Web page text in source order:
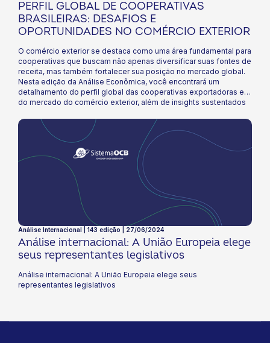
PERFIL GLOBAL DE COOPERATIVAS
BRASILEIRAS: DESAFIOS E
OPORTUNIDADES NO COMÉRCIO EXTERIOR
O comércio exterior se destaca como uma área fundamental para
cooperativas que buscam não apenas diversificar suas fontes de
receita, mas também fortalecer sua posição no mercado global.
Nesta edição da Análise Econômica, você encontrará um
detalhamento do perfil global das cooperativas exportadoras e
do mercado do comércio exterior, além de insights sustentados
e iniciativas que estão sendo adotadas para posicionar as
cooperativas brasileiras como competidores eficazes no palco
global, o papel crescente e a busca por igualdade das mulheres
no comércio exterior, bem como diretrizes iniciais para quem
está considerando dar os primeiros passos nessa área. Boa
Análise Internacional | 143 edição | 27/06/2024
Análise internacional: A União Europeia elege
seus representantes legislativos
Análise internacional: A União Europeia elege seus
representantes legislativos